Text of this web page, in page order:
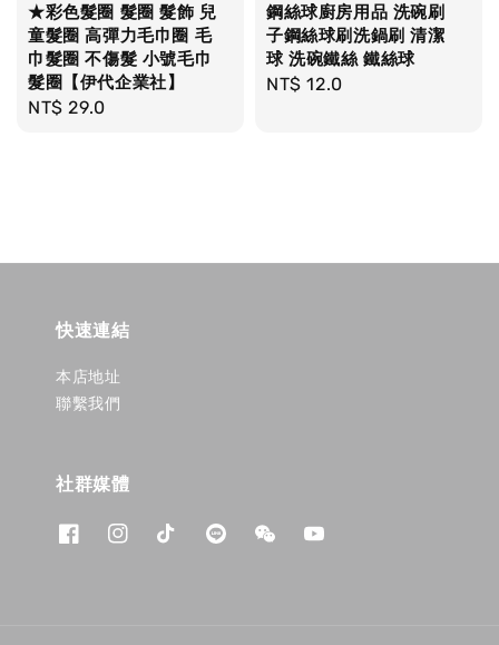
★彩色髮圈 髮圈 髮飾 兒
童髮圈 高彈力毛巾圈 毛
巾髮圈 不傷髮 小號毛巾
髮圈【伊代企業社】
Regular
NT$ 29.0
鋼絲球廚房用品 洗碗刷
子鋼絲球刷洗鍋刷 清潔
球 洗碗鐵絲 鐵絲球
Regular
NT$ 12.0
快速連結
本店地址
聯繫我們
社群媒體